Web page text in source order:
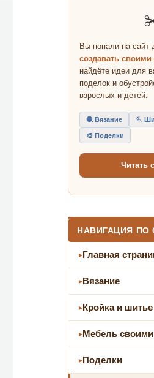
Вы попали на сайт
создавать своими
найдёте идеи для
поделок и
взрослых и детей.
🧶 Вязание 🪡
🎨 Поделки
Читать
НАВИГАЦИЯ ПО
Главная
Вязание
Кройка и шитье
Мебель
Поделки